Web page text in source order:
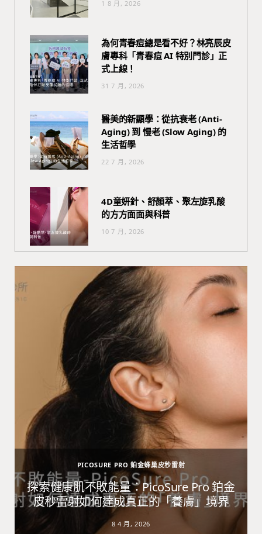
1 8 月, 2026
為何青春痘總是看不好？林亮辰皮
膚專科「青春痘 AI 特別門診」正
式上線！
31 7 月, 2026
醫美的新顯學：從抗衰老 (Anti-
Aging) 到 慢老 (Slow Aging) 的
生活哲學
22 7 月, 2026
4D童妍針、舒顏萃、聚左旋乳酸
的方方面面與科普
10 7 月, 2026
PICOSURE PRO 鉑金蜂巢皮秒雷射
探索健康肌不敗能量：PicoSure Pro 鉑金
皮秒雷射如何達成真正的「養膚」境界
8 4 月, 2026